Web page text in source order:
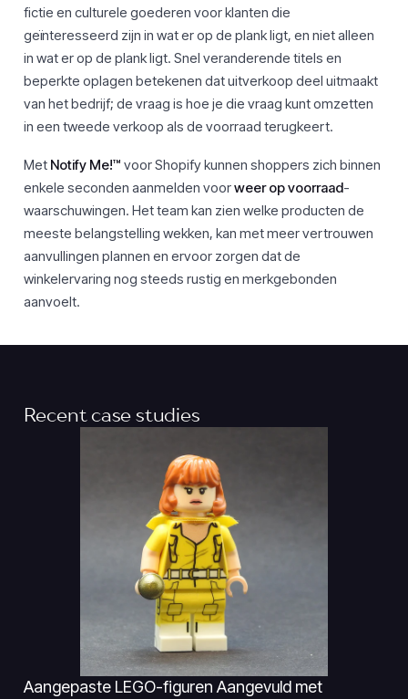
fictie en culturele goederen voor klanten die
geïnteresseerd zijn in wat er op de plank ligt, en niet alleen
in wat er op de plank ligt. Snel veranderende titels en
beperkte oplagen betekenen dat uitverkoop deel uitmaakt
van het bedrijf; de vraag is hoe je die vraag kunt omzetten
in een tweede verkoop als de voorraad terugkeert.
Met Notify Me!™ voor Shopify kunnen shoppers zich binnen
enkele seconden aanmelden voorweer op voorraad-
waarschuwingen. Het team kan zien welke producten de
meeste belangstelling wekken, kan met meer vertrouwen
aanvullingen plannen en ervoor zorgen dat de
winkelervaring nog steeds rustig en merkgebonden
aanvoelt.
Recent case studies
Aangepaste LEGO-figuren Aangevuld met